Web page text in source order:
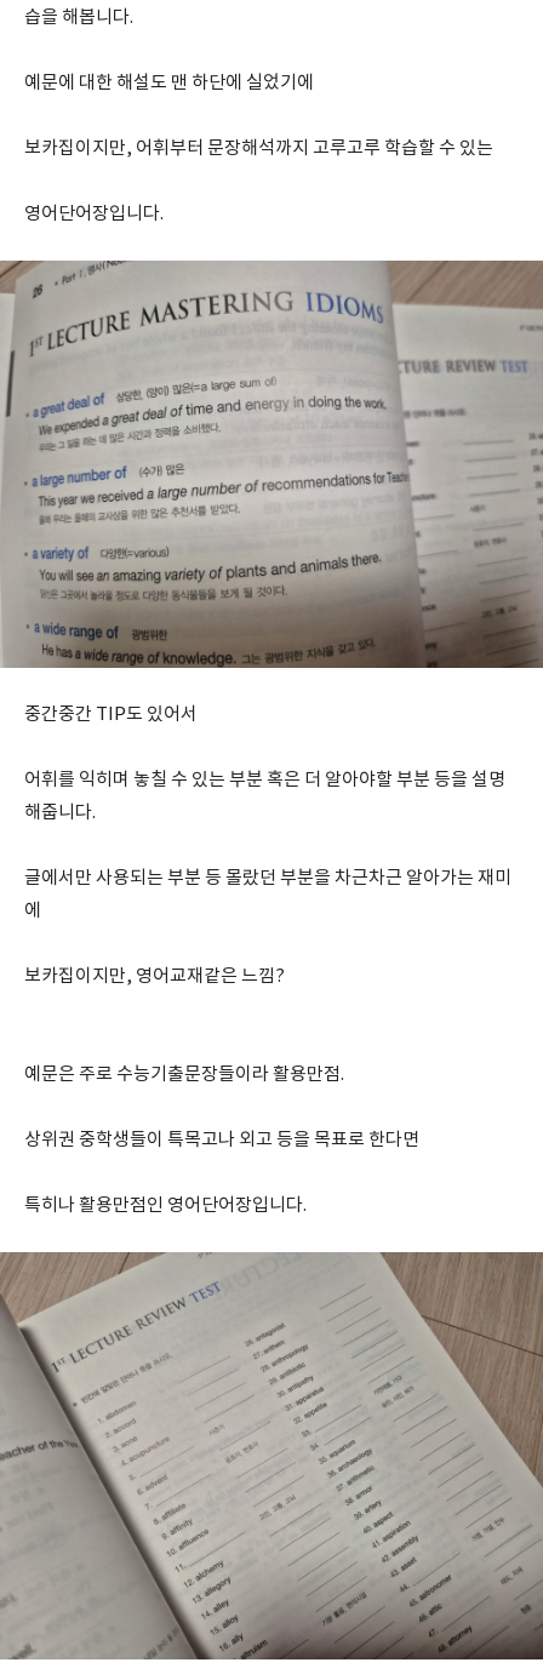
습을 해봅니다.
예문에 대한 해설도 맨 하단에 실었기에
보카집이지만, 어휘부터 문장해석까지 고루고루 학습할 수 있는
영어단어장입니다.
중간중간 TIP도 있어서
어휘를 익히며 놓칠 수 있는 부분 혹은 더 알아야할 부분 등을 설명
해줍니다.
글에서만 사용되는 부분 등 몰랐던 부분을 차근차근 알아가는 재미
에
보카집이지만, 영어교재같은 느낌?
예문은 주로 수능기출문장들이라 활용만점.
상위권 중학생들이 특목고나 외고 등을 목표로 한다면
특히나 활용만점인 영어단어장입니다.